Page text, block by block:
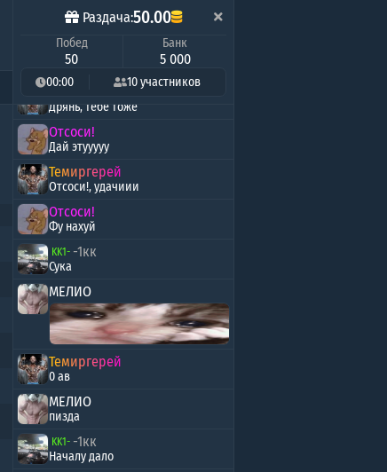
Раздача:50.00
Побед
50
Банк
5 000
00:00 10 участников
KK1- -1кк
Отсоси!, твоя должна быть
МЕЛИО
Отсоси!, надеюсь ты вин
Темиргерей
Дрянь, тебе тоже
Отсоси!
Дай этууууу
Темиргерей
Отсоси!, удачиии
Отсоси!
Фу нахуй
KK1- -1кк
Сука
МЕЛИО
Темиргерей
0 ав
МЕЛИО
пизда
KK1- -1кк
Началу дало